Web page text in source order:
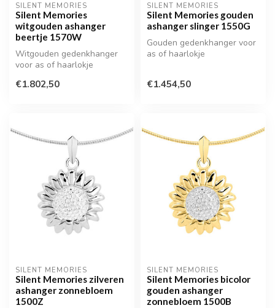
SILENT MEMORIES
Silent Memories
witgouden ashanger
beertje 1570W
Witgouden gedenkhanger
voor as of haarlokje
€1.802,50
SILENT MEMORIES
Silent Memories gouden
ashanger slinger 1550G
Gouden gedenkhanger voor
as of haarlokje
€1.454,50
SILENT MEMORIES
Silent Memories zilveren
ashanger zonnebloem
1500Z
SILENT MEMORIES
Silent Memories bicolor
gouden ashanger
zonnebloem 1500B